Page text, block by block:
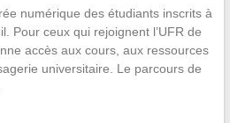
numérique des étudiants inscrits à
Pour ceux qui rejoignent l’UFR de
accès aux cours, aux ressources
universitaire. Le parcours de